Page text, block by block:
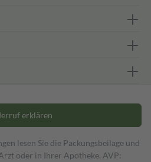
erklären
lesen Sie die Packungsbeilage und
oder in Ihrer Apotheke. AVP: